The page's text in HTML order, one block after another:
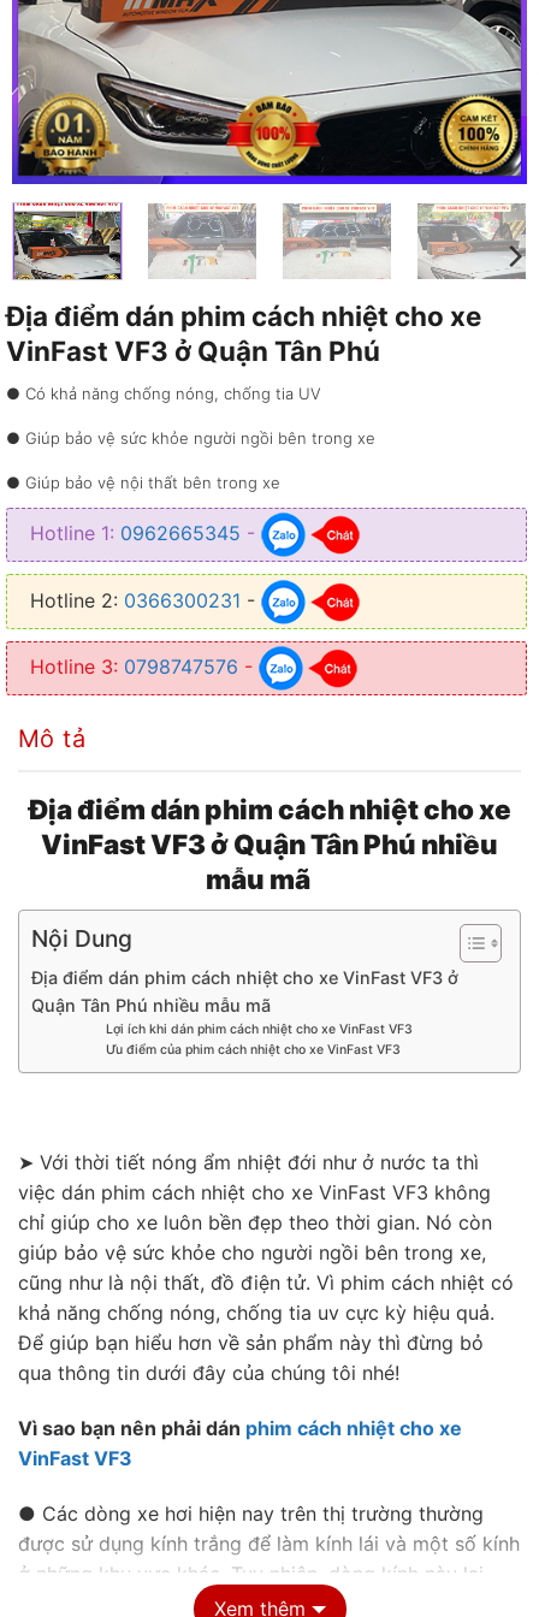
Địa điểm dán phim cách nhiệt cho xe
VinFast VF3 ở Quận Tân Phú
● Có khả năng chống nóng, chống tia UV
● Giúp bảo vệ sức khỏe người ngồi bên trong xe
● Giúp bảo vệ nội thất bên trong xe
● Giúp xe có thể tiết kiệm năng lượng
● Tạo một không gian riêng tư cho người ngồi bên trong xe
● Thiết kế mỏng nhẹ, trong suốt không cản trở tầm nhìn
Hotline 1: 0962665345 -
Hotline 2: 0366300231 -
Hotline 3: 0798747576 -
Mô tả
Địa điểm dán phim cách nhiệt cho xe
VinFast VF3 ở Quận Tân Phú nhiều
mẫu mã
Nội Dung
Địa điểm dán phim cách nhiệt cho xe VinFast VF3 ở
Quận Tân Phú nhiều mẫu mã
Lợi ích khi dán phim cách nhiệt cho xe VinFast VF3
Ưu điểm của phim cách nhiệt cho xe VinFast VF3
➤ Với thời tiết nóng ẩm nhiệt đới như ở nước ta thì
việc dán phim cách nhiệt cho xe VinFast VF3 không
chỉ giúp cho xe luôn bền đẹp theo thời gian. Nó còn
giúp bảo vệ sức khỏe cho người ngồi bên trong xe,
cũng như là nội thất, đồ điện tử. Vì phim cách nhiệt có
khả năng chống nóng, chống tia uv cực kỳ hiệu quả.
Để giúp bạn hiểu hơn về sản phẩm này thì đừng bỏ
qua thông tin dưới đây của chúng tôi nhé!
Vì sao bạn nên phải dán phim cách nhiệt cho xe
VinFast VF3
● Các dòng xe hơi hiện nay trên thị trường thường
được sử dụng kính trắng để làm kính lái và một số kính
ở những khu vực khác. Tuy nhiên, dòng kính này lại
không có khả năng chống nắng cũng như là không cản
Xem thêm